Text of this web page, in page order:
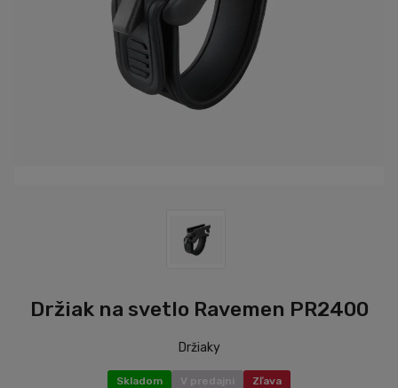
Držiak na svetlo Ravemen PR2400
Držiaky
Skladom V predajni Zľava